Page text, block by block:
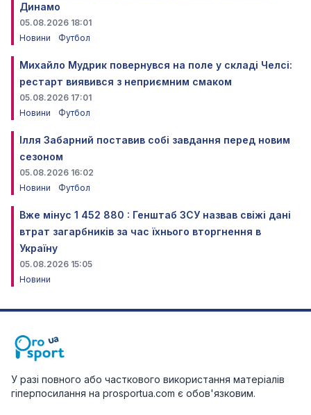
Динамо
05.08.2026 18:01
Новини
Футбол
Михайло Мудрик повернувся на поле у складі Челсі:
рестарт виявився з неприємним смаком
05.08.2026 17:01
Новини
Футбол
Ілля Забарний поставив собі завдання перед новим
сезоном
05.08.2026 16:02
Новини
Футбол
Вже мінус 1 452 880 : Генштаб ЗСУ назвав свіжі дані
втрат загарбників за час їхнього вторгнення в
Україну
05.08.2026 15:05
Новини
У разі повного або часткового використання матеріалів
гіперпосилання на prosportua.com є обов'язковим.